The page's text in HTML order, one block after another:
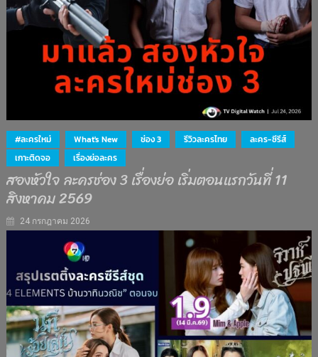
#ละครใหม่ What's New ช่อง 3 รีวิวละครไทย
ละคร-ซีรีส์
เกาะติดจอ
เรื่องย่อละคร
สองหัวใจ ละครช่อง 3 เรื่องย่อ เริ่มตอนแรกวันที่ 11
สิงหาคม 2569
24 กรกฎาคม 2026